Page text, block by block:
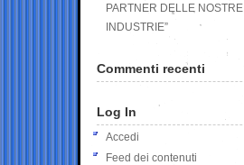
PARTNER DELLE NOSTRE
INDUSTRIE”
Commenti recenti
Log In
Accedi
Feed dei contenuti